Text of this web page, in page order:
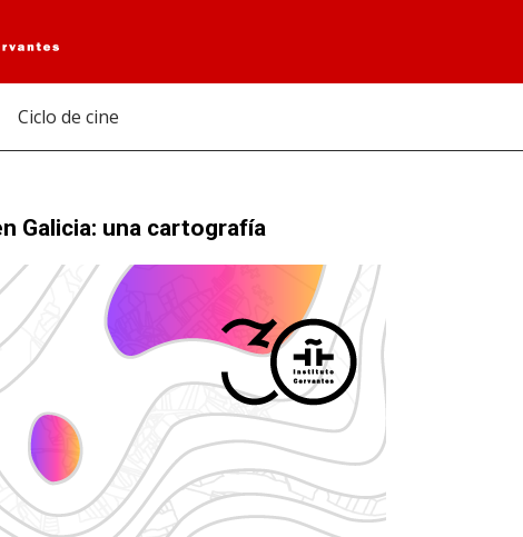
Ciclo de cine
Galicia: una cartografía